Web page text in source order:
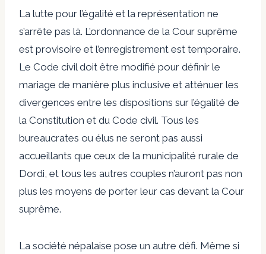
La lutte pour l’égalité et la représentation ne
s’arrête pas là. L’ordonnance de la Cour suprême
est provisoire et l’enregistrement est temporaire.
Le Code civil doit être modifié pour définir le
mariage de manière plus inclusive et atténuer les
divergences entre les dispositions sur l’égalité de
la Constitution et du Code civil. Tous les
bureaucrates ou élus ne seront pas aussi
accueillants que ceux de la municipalité rurale de
Dordi, et tous les autres couples n’auront pas non
plus les moyens de porter leur cas devant la Cour
suprême.
La société népalaise pose un autre défi. Même si